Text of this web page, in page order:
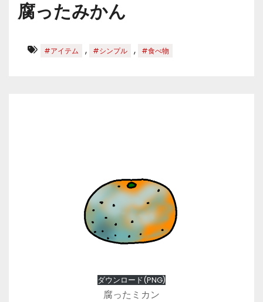
腐ったみかん
#アイテム , #シンプル , #食べ物
ダウンロード(PNG)
腐ったミカン